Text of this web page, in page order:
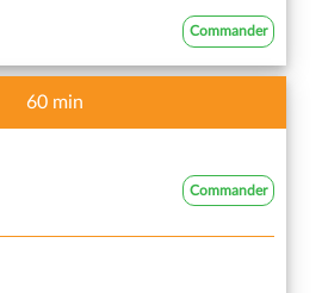
Commander
60 min
Commander